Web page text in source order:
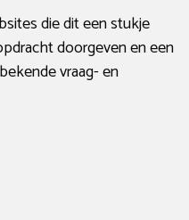
die dit een stukje
doorgeven en een
vraag- en